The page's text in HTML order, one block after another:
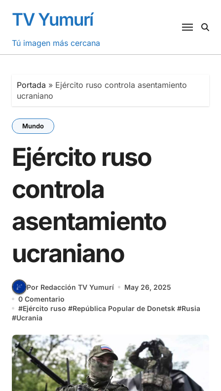
contenido
TV Yumurí
Tú imagen más cercana
Portada » Ejército ruso controla asentamiento
ucraniano
Mundo
Ejército ruso
controla
asentamiento
ucraniano
Por Redacción TV Yumurí
May 26, 2025
0 Comentario
#Ejército ruso #República Popular de Donetsk #Rusia
#Ucrania